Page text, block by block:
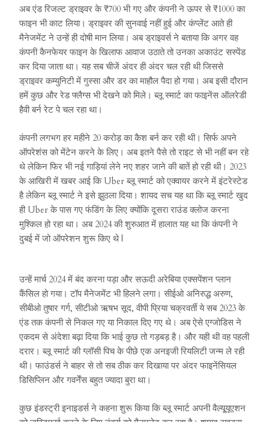
अब एंड रिजल्ट ड्राइवर के ₹700 भी गए और कंपनी ने ऊपर से ₹1000 का
फाइन भी काट लिया। ड्राइवर की सुनवाई नहीं हुई और कंप्लेंट आते ही
मैनेजमेंट ने उन्हें ही दोषी मान लिया। अब ड्राइवर्स ने बताया कि अगर वह
कंपनी कैनफेयर फाइन के खिलाफ आवाज उठाते तो उनका अकाउंट सस्पेंड
कर दिया जाता था। यह सब चीजें अंदर ही अंदर चल रही थी जिससे
ड्राइवर कम्युनिटी में गुस्सा और डर का माहौल पैदा हो गया। अब इसी दौरान
हमें कुछ और रेड फ्लैग्स भी देखने को मिले। ब्लू स्मार्ट का फाइनेंस ऑलरेडी
हैवी बर्न रेट पे चल रहा था।
कंपनी लगभग हर महीने 20 करोड़ का कैश बर्न कर रही थी। सिर्फ अपने
ऑपरेशंस को मेंटेन करने के लिए। अब इतने पैसे तो राइट से भी नहीं बन रहे
थे लेकिन फिर भी नई गाड़ियां लेने नए शहर जाने की बातें हो रही थी। 2023
के आखिरी में खबर आई कि Uber ब्लू स्मार्ट को एक्वायर करने में इंटरेस्टेड
है लेकिन ब्लू स्मार्ट ने इसे झुठला दिया। शायद सच यह था कि ब्लू स्मार्ट खुद
ही Uber के पास गए फंडिंग के लिए क्योंकि दूसरा राउंड क्लोज करना
मुश्किल हो रहा था। अब 2024 की शुरुआत में हालात यह था कि कंपनी ने
दुबई में जो ऑपरेशन शुरू किए थे |
उन्हें मार्च 2024 में बंद करना पड़ा और सऊदी अरेबिया एक्सपेंशन प्लान
कैंसिल हो गया। टॉप मैनेजमेंट भी हिलने लगा। सीईओ अनिरुद्ध अरुण,
सीबीओ तुषार गर्ग, सीटीओ ऋषभ सूद, वीपी प्रिया चक्रवर्ती ये सब 2023 के
एंड तक कंपनी से निकल गए या निकाल दिए गए थे। अब ऐसे एग्जोडिस ने
एकदम से अंदेशा बढ़ा दिया कि भाई कुछ तो गड़बड़ है। और यही थी वह पहली
दरार। ब्लू स्मार्ट की ग्लॉसी पिच के पीछे एक अनइजी रियलिटी जन्म ले रही
थी। फाउंडर्स ने बाहर से तो सब ठीक कर दिखाया पर अंदर फाइनेंसियल
डिसिप्लिन और गवर्नेंस बहुत ज्यादा बुरा था।
कुछ इंडस्ट्री इनाइडर्स ने कहना शुरू किया कि ब्लू स्मार्ट अपनी वैल्यू्यूएशन